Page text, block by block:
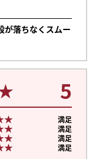
が落ちなくスムー
5
満足
満足
満足
満足